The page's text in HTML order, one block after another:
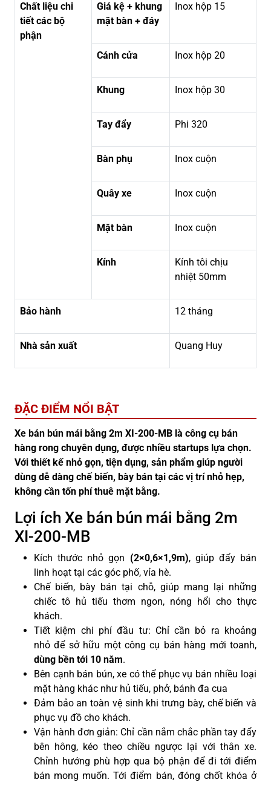
Chất liệu chi
tiết các bộ
phận
Giá kệ + khung
mặt bàn + đáy
Inox hộp 15
Cánh cửa Inox hộp 20
Khung Inox hộp 30
Tay đẩy Phi 320
Bàn phụ Inox cuộn
Quây xe Inox cuộn
Mặt bàn Inox cuộn
Kính
Kính tôi chịu
nhiệt 50mm
Bảo hành 12 tháng
Nhà sản xuất Quang Huy
ĐẶC ĐIỂM NỔI BẬT
Xe bán bún mái bằng 2m XI-200-MB là công cụ bán
hàng rong chuyên dụng, được nhiều startups lựa chọn.
Với thiết kế nhỏ gọn, tiện dụng, sản phẩm giúp người
dùng dễ dàng chế biến, bày bán tại các vị trí nhỏ hẹp,
không cần tốn phí thuê mặt bằng.
Lợi ích Xe bán bún mái bằng 2m
XI-200-MB
Kích thước nhỏ gọn (2×0,6×1,9m), giúp đẩy bán
linh hoạt tại các góc phố, vỉa hè.
Chế biến, bày bán tại chỗ, giúp mang lại những
chiếc tô hủ tiếu thơm ngon, nóng hổi cho thực
khách.
Tiết kiệm chi phí đầu tư: Chỉ cần bỏ ra khoảng
nhỏ để sở hữu một công cụ bán hàng mới toanh,
dùng bền tới 10 năm.
Bên cạnh bán bún, xe có thể phục vụ bán nhiều loại
mặt hàng khác như hủ tiếu, phở, bánh đa cua
Đảm bảo an toàn vệ sinh khi trưng bày, chế biến và
phục vụ đồ cho khách.
Vận hành đơn giản: Chỉ cần nắm chắc phần tay đẩy
bên hông, kéo theo chiều ngược lại với thân xe.
Chỉnh hướng phù hợp qua bộ phận để đi tới điểm
bán mong muốn. Tới điểm bán, đóng chốt khóa ở